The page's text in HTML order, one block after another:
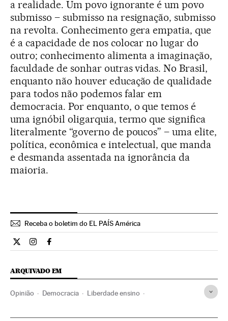
a realidade. Um povo ignorante é um povo
submisso – submisso na resignação, submisso
na revolta. Conhecimento gera empatia, que
é a capacidade de nos colocar no lugar do
outro; conhecimento alimenta a imaginação,
faculdade de sonhar outras vidas. No Brasil,
enquanto não houver educação de qualidade
para todos não podemos falar em
democracia. Por enquanto, o que temos é
uma ignóbil oligarquia, termo que significa
literalmente “governo de poucos” – uma elite,
política, econômica e intelectual, que manda
e desmanda assentada na ignorância da
maioria.
Receba o boletim do EL PAÍS América
Opiniao El País Brasil en Twitter
Opiniao El País Brasil en Instagram
Opiniao El País Brasil en Facebook
ARQUIVADO EM
Opinião Democracia Liberdade ensino